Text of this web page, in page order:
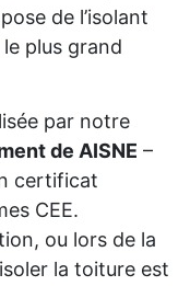
de l’isolant
plus grand
par notre
de AISNE –
certificat
CEE.
ou lors de la
la toiture est